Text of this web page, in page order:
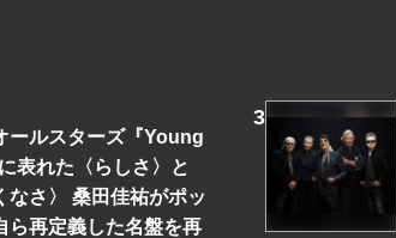
ールスターズ『Young
表れた〈らしさ〉と
なさ〉 桑田佳祐がポッ
ら再定義した名盤を再